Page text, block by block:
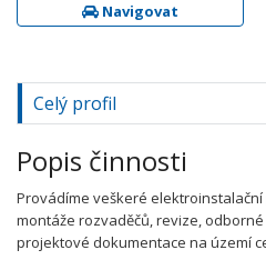
Navigovat
Celý profil
Popis činnosti
Provádíme veškeré
montáže rozvaděčů, revize,
projektové dokumentace na území